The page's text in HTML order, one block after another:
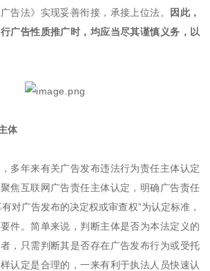
告法》实现妥善衔接，承接上位法。
因此，
广告性质推广时，均应当尽其谨慎义务，以
体
多年来有关广告发布违法行为责任主体认定
焦互联网广告责任主体认定，明确广告责任
对广告发布的决定权或审查权”为认定标准，
件。简单来说，判断主体是否为本法定义的
，只需判断其是否存在广告发布行为或受托
认定是合理的，一来有利于执法人员快速认